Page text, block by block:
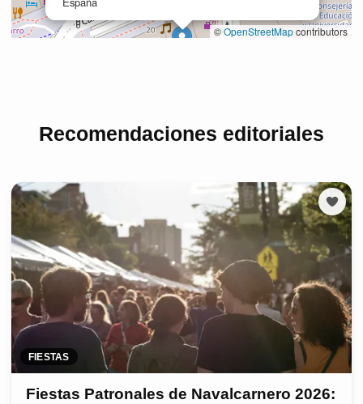
Recomendaciones editoriales
FIESTAS
Fiestas Patronales de Navalcarnero 2026: